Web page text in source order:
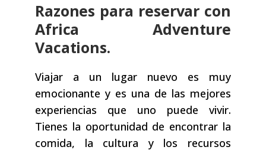
Razones para reservar con
Africa Adventure
Vacations.
Viajar a un lugar nuevo es muy
emocionante y es una de las mejores
experiencias que uno puede vivir.
Tienes la oportunidad de encontrar la
comida, la cultura y los recursos